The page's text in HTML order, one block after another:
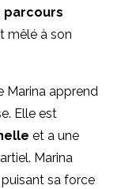
parcours
mêlé à son
Marina apprend
Elle est
et a une
Marina
sa force